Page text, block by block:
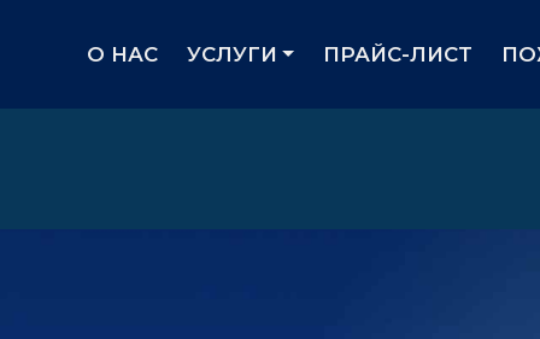
О НАС УСЛУГИ ПРАЙС-ЛИСТ